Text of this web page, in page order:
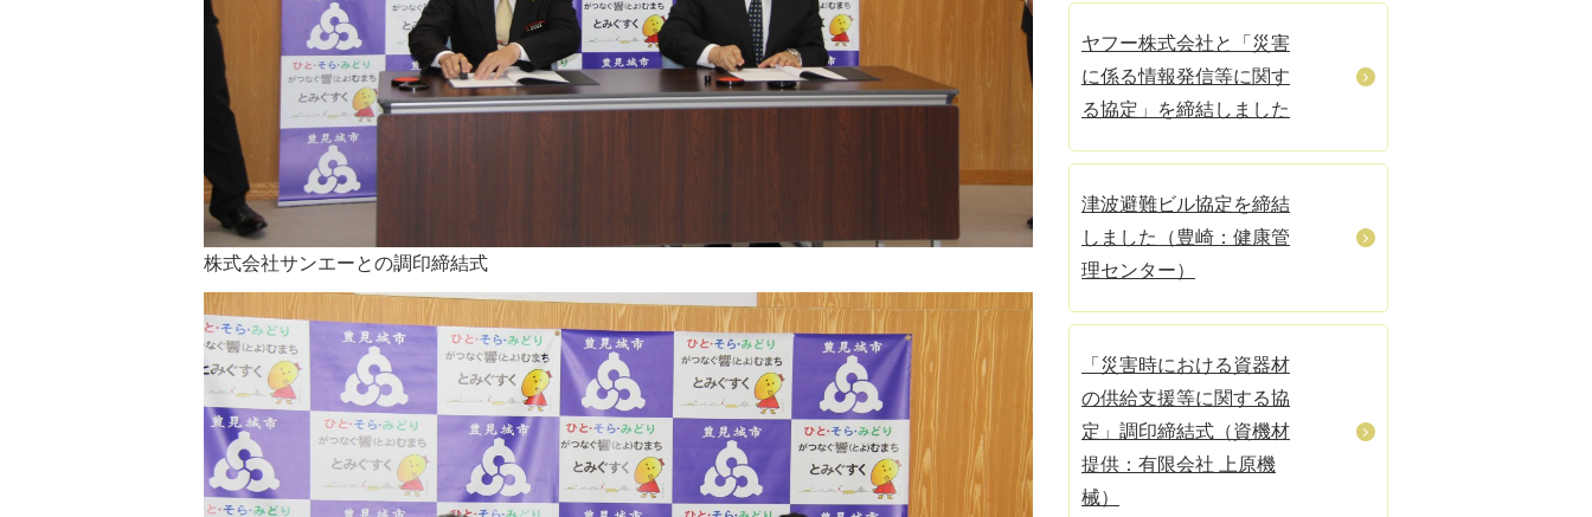
株式会社サンエーとの調印締結式
ヤフー株式会社と「災害
に係る情報発信等に関す
る協定」を締結しました
津波避難ビル協定を締結
しました（豊崎：健康管
理センター）
「災害時における資器材
の供給支援等に関する協
定」調印締結式（資機材
提供：有限会社 上原機
械）